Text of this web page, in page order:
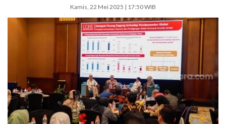
Kamis, 22 Mei 2025 | 17:50 WIB